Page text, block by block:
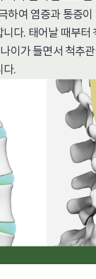
하여 염증과 통증
다. 태어날 때부터
이가 들면서 척추
다.